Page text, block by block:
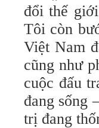
đổi thế
Tôi còn
Việt Nam
cũng như
cuộc đấu
đang sống
trị đang